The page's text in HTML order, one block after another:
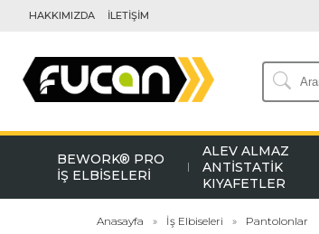
HAKKIMIZDA İLETİŞİM
BEWORK® PRO
İŞ ELBİSELERİ
ALEV ALMAZ
ANTİSTATİK
KIYAFETLER
Anasayfa İş Elbiseleri Pantolonlar